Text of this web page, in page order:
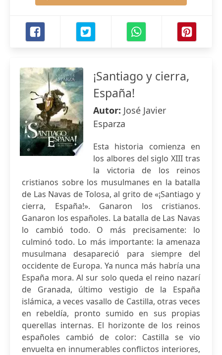
¡Santiago y cierra,
España!
Autor: José Javier
Esparza
Esta historia comienza en
los albores del siglo XIII tras
la victoria de los reinos
cristianos sobre los musulmanes en la batalla
de Las Navas de Tolosa, al grito de «¡Santiago y
cierra, España!». Ganaron los cristianos.
Ganaron los españoles. La batalla de Las Navas
lo cambió todo. O más precisamente: lo
culminó todo. Lo más importante: la amenaza
musulmana desapareció para siempre del
occidente de Europa. Ya nunca más habría una
España mora. Al sur solo queda el reino nazarí
de Granada, último vestigio de la España
islámica, a veces vasallo de Castilla, otras veces
en rebeldía, pronto sumido en sus propias
querellas internas. El horizonte de los reinos
españoles cambió de color: Castilla se vio
envuelta en innumerables conflictos interiores,